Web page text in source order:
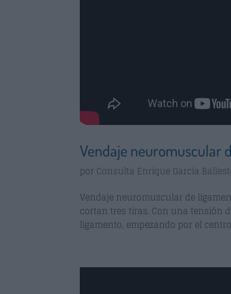
Vendaje neuromuscular
por Consulta Enrique Garcia
Vendaje neuromuscular de
cortan tres tiras. Con una tensión
ligamento, empezando por el